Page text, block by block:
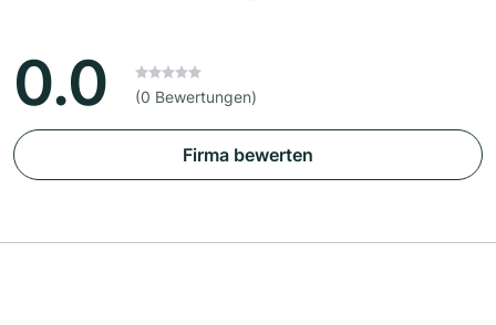
0.0 (0 Bewertungen)
Firma bewerten